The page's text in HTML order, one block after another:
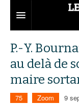
Territoires
Collectivités
Entreprises
Départements
P.-Y.
au delà de
maire
75 Zoom 9